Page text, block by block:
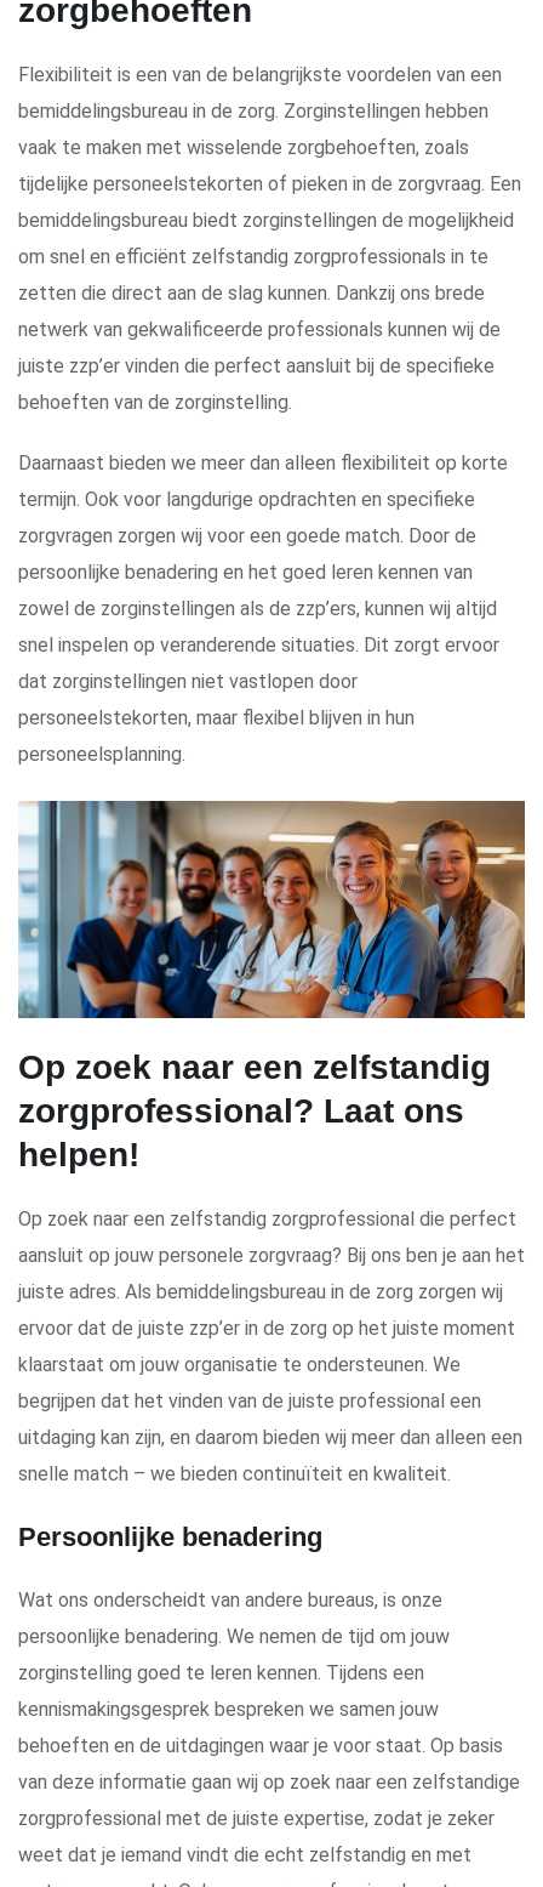
zorgbehoeften
Flexibiliteit is een van de belangrijkste voordelen van een
bemiddelingsbureau in de zorg. Zorginstellingen hebben
vaak te maken met wisselende zorgbehoeften, zoals
tijdelijke personeelstekorten of pieken in de zorgvraag. Een
bemiddelingsbureau biedt zorginstellingen de mogelijkheid
om snel en efficiënt zelfstandig zorgprofessionals in te
zetten die direct aan de slag kunnen. Dankzij ons brede
netwerk van gekwalificeerde professionals kunnen wij de
juiste zzp’er vinden die perfect aansluit bij de specifieke
behoeften van de zorginstelling.
Daarnaast bieden we meer dan alleen flexibiliteit op korte
termijn. Ook voor langdurige opdrachten en specifieke
zorgvragen zorgen wij voor een goede match. Door de
persoonlijke benadering en het goed leren kennen van
zowel de zorginstellingen als de zzp’ers, kunnen wij altijd
snel inspelen op veranderende situaties. Dit zorgt ervoor
dat zorginstellingen niet vastlopen door
personeelstekorten, maar flexibel blijven in hun
personeelsplanning.
Op zoek naar een zelfstandig
zorgprofessional? Laat ons
helpen!
Op zoek naar een zelfstandig zorgprofessional die perfect
aansluit op jouw personele zorgvraag? Bij ons ben je aan het
juiste adres. Als bemiddelingsbureau in de zorg zorgen wij
ervoor dat de juiste zzp’er in de zorg op het juiste moment
klaarstaat om jouw organisatie te ondersteunen. We
begrijpen dat het vinden van de juiste professional een
uitdaging kan zijn, en daarom bieden wij meer dan alleen een
snelle match – we bieden continuïteit en kwaliteit.
Persoonlijke benadering
Wat ons onderscheidt van andere bureaus, is onze
persoonlijke benadering. We nemen de tijd om jouw
zorginstelling goed te leren kennen. Tijdens een
kennismakingsgesprek bespreken we samen jouw
behoeften en de uitdagingen waar je voor staat. Op basis
van deze informatie gaan wij op zoek naar een zelfstandige
zorgprofessional met de juiste expertise, zodat je zeker
weet dat je iemand vindt die echt zelfstandig en met